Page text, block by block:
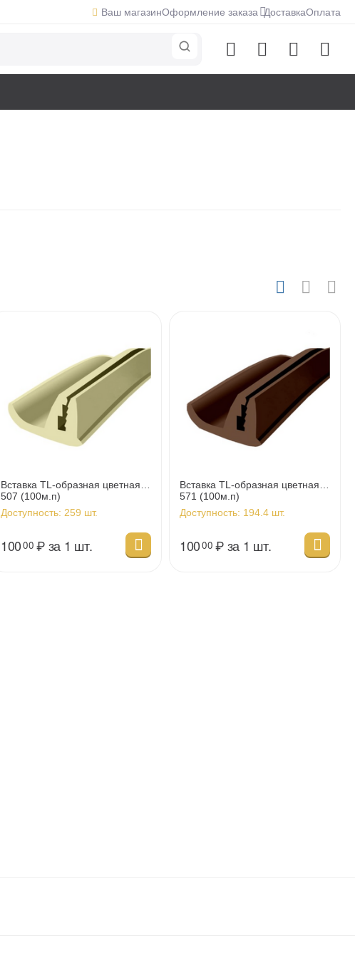
Ваш магазинОформление заказа ДоставкаОплата
Вставка TL-образная цветная
507 (100м.п)
Доступность: 259 шт.
10000 ₽за 1 шт.
Вставка TL-образная цветная
571 (100м.п)
Доступность: 194.4 шт.
10000 ₽за 1 шт.